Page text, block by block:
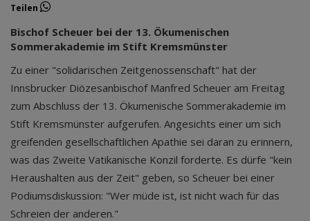
Teilen
Bischof Scheuer bei der 13. Ökumenischen
Sommerakademie im Stift Kremsmünster
Zu einer "solidarischen Zeitgenossenschaft" hat der
Innsbrucker Diözesanbischof Manfred Scheuer am Freitag
zum Abschluss der 13. Ökumenische Sommerakademie im
Stift Kremsmünster aufgerufen. Angesichts einer um sich
greifenden gesellschaftlichen Apathie sei daran zu erinnern,
was das Zweite Vatikanische Konzil forderte. Es dürfe "kein
Heraushalten aus der Zeit" geben, so Scheuer bei einer
Podiumsdiskussion: "Wer müde ist, ist nicht wach für das
Schreien der anderen."